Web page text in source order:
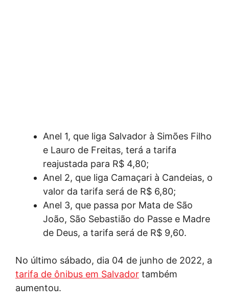
Anel 1, que liga Salvador à Simões Filho
e Lauro de Freitas, terá a tarifa
reajustada para R$ 4,80;
Anel 2, que liga Camaçari à Candeias, o
valor da tarifa será de R$ 6,80;
Anel 3, que passa por Mata de São
João, São Sebastião do Passe e Madre
de Deus, a tarifa será de R$ 9,60.
No último sábado, dia 04 de junho de 2022, a
tarifa de ônibus em Salvador também
aumentou.